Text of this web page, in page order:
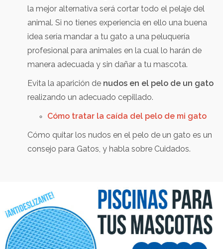
la mejor alternativa será cortar todo el pelaje del
animal. Si no tienes experiencia en ello una buena
idea sería mandar a tu gato a una peluquería
profesional para animales en la cual lo harán de
manera adecuada y sin dañar a tu mascota.
Evita la aparición de nudos en el pelo de un gato
realizando un adecuado cepillado.
Cómo tratar la caída del pelo de mi gato
Cómo quitar los nudos en el pelo de un gato es un
consejo para Gatos, y habla sobre Cuidados.